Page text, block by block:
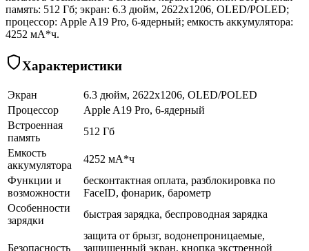
память: 512 Гб; экран: 6.3 дюйм, 2622x1206, OLED/POLED;
процессор: Apple A19 Pro, 6-ядерный; емкость аккумулятора:
4252 мА*ч.
Характеристики
Экран
6.3 дюйм, 2622x1206, OLED/POLED
Процессор
Apple A19 Pro, 6-ядерный
Встроенная
память
512 Гб
Емкость
аккумулятора
4252 мА*ч
Функции и
возможности
бесконтактная оплата, разблокировка по
FaceID, фонарик, барометр
Особенности
зарядки
быстрая зарядка, беспроводная зарядка
Безопасность
защита от брызг, водонепроницаемые,
защищенный экран, кнопка экстренной